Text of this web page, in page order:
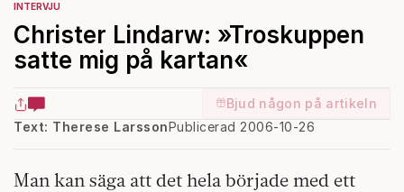
INTERVJU
Christer Lindarw: »Troskuppen
satte mig på kartan«
Bjud någon på artikeln
Text: Therese LarssonPublicerad 2006-10-26
Man kan säga att det hela började med ett